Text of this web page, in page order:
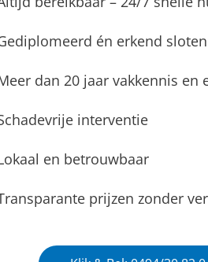
én erkend
dan 20 jaar vakkennis en
interventie
en betrouwbaar
prijzen zonder